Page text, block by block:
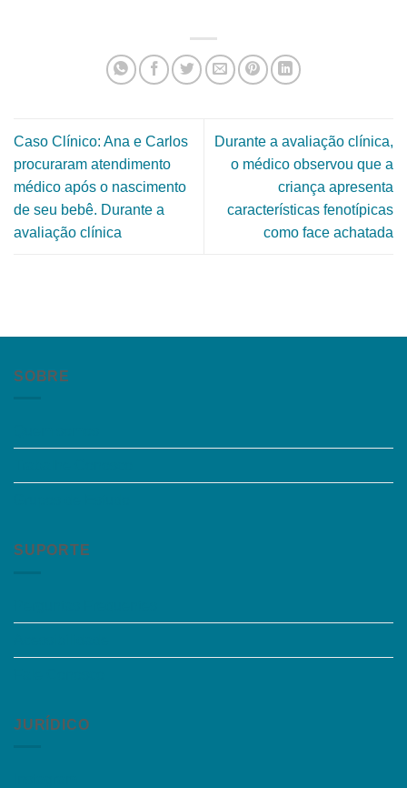
Caso Clínico: Ana e Carlos
procuraram atendimento
médico após o nascimento
de seu bebê. Durante a
avaliação clínica
Durante a avaliação clínica,
o médico observou que a
criança apresenta
características fenotípicas
como face achatada
SOBRE
SUPORTE
JURÍDICO